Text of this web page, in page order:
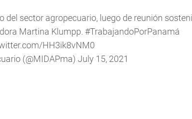
sector agropecuario, luego de reunión
Martina Klumpp. #TrabajandoPorPanamá
HH3ik8vNM0
(@MIDAPma) July 15, 2021